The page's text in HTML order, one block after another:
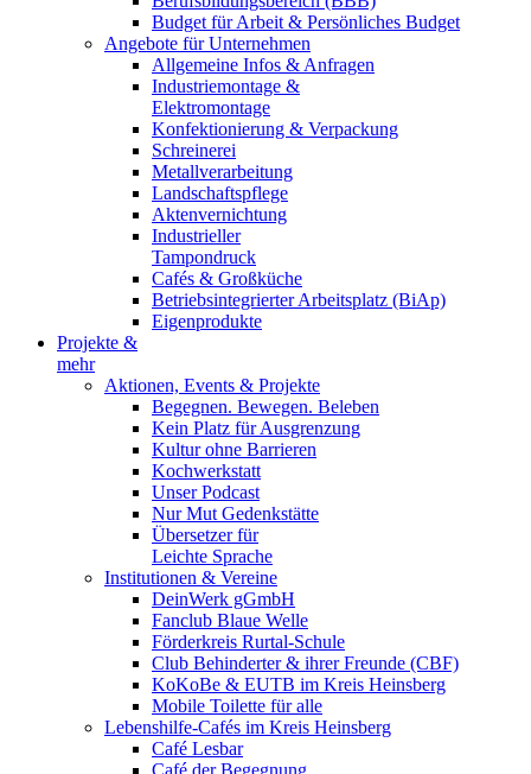
Budget für Arbeit & Persönliches Budget
Angebote für Unternehmen
Allgemeine Infos & Anfragen
Industriemontage &
Elektromontage
Konfektionierung & Verpackung
Schreinerei
Metallverarbeitung
Landschaftspflege
Aktenvernichtung
Industrieller
Tampondruck
Cafés & Großküche
Betriebsintegrierter Arbeitsplatz (BiAp)
Eigenprodukte
Projekte &
mehr
Aktionen, Events & Projekte
Begegnen. Bewegen. Beleben
Kein Platz für Ausgrenzung
Kultur ohne Barrieren
Kochwerkstatt
Unser Podcast
Nur Mut Gedenkstätte
Übersetzer für
Leichte Sprache
Institutionen & Vereine
DeinWerk gGmbH
Fanclub Blaue Welle
Förderkreis Rurtal-Schule
Club Behinderter & ihrer Freunde (CBF)
KoKoBe & EUTB im Kreis Heinsberg
Mobile Toilette für alle
Lebenshilfe-Cafés im Kreis Heinsberg
Café Lesbar
Café der Begegnung